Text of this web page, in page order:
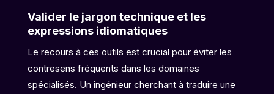
Valider le jargon technique et les
expressions idiomatiques
Le recours à ces outils est crucial pour éviter les
contresens fréquents dans les domaines
spécialisés. Un ingénieur cherchant à traduire une